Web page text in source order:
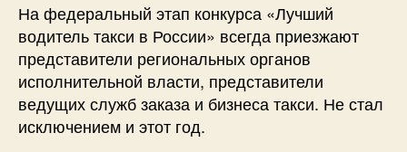
На федеральный этап конкурса «Лучший
водитель такси в России» всегда приезжают
представители региональных органов
исполнительной власти, представители
ведущих служб заказа и бизнеса такси. Не стал
исключением и этот год.